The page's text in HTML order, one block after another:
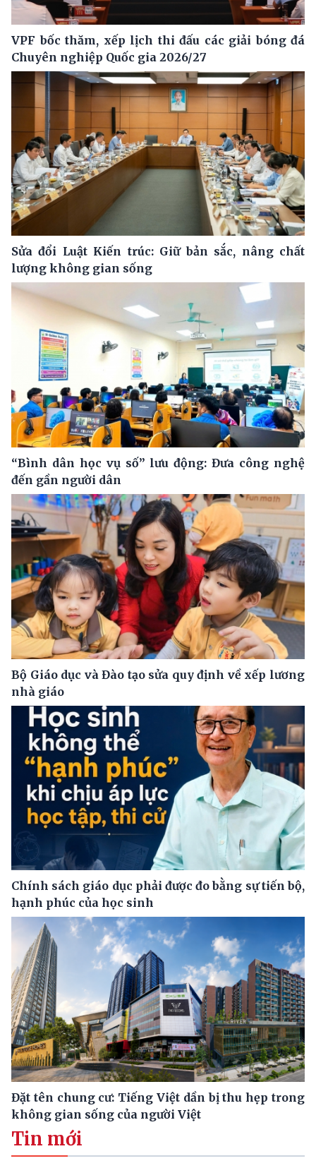
VPF bốc thăm, xếp lịch thi đấu các giải bóng đá
Chuyên nghiệp Quốc gia 2026/27
Sửa đổi Luật Kiến trúc: Giữ bản sắc, nâng chất
lượng không gian sống
“Bình dân học vụ số” lưu động: Đưa công nghệ
đến gần người dân
Bộ Giáo dục và Đào tạo sửa quy định về xếp lương
nhà giáo
Chính sách giáo dục phải được đo bằng sự tiến bộ,
hạnh phúc của học sinh
Đặt tên chung cư: Tiếng Việt dần bị thu hẹp trong
không gian sống của người Việt
Tin mới